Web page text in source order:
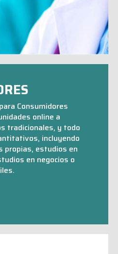
Consumidores
online a
tradicionales, y todo
incluyendo
propias, estudios en
en negocios o